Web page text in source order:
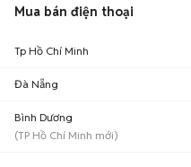
Mua bán điện thoại
Tp Hồ Chí Minh
Đà Nẵng
Bình Dương
(TP Hồ Chí Minh mới)